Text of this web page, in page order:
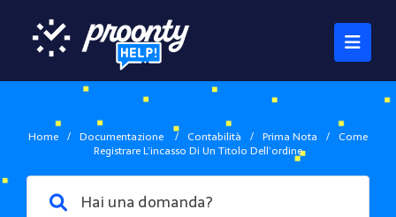
Home / Documentazione / Contabilità / Prima Nota / Come
Registrare L’incasso Di Un Titolo Dell’ordine